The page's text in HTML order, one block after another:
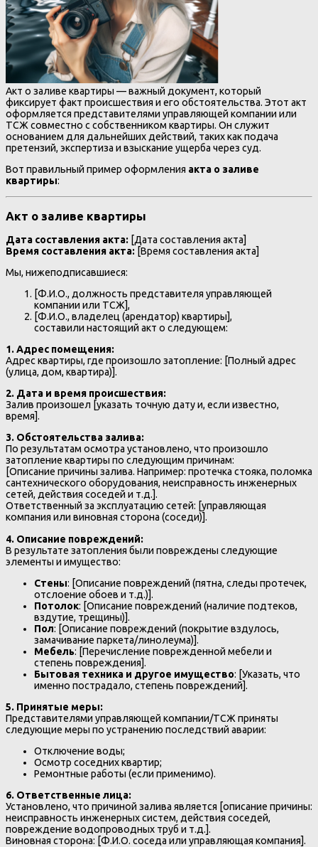
Акт о заливе квартиры — важный документ, который
фиксирует факт происшествия и его обстоятельства. Этот акт
оформляется представителями управляющей компании или
ТСЖ совместно с собственником квартиры. Он служит
основанием для дальнейших действий, таких как подача
претензий, экспертиза и взыскание ущерба через суд.
Вот правильный пример оформления акта о заливе
квартиры:
Акт о заливе квартиры
Дата составления акта: [Дата составления акта]
Время составления акта: [Время составления акта]
Мы, нижеподписавшиеся:
[Ф.И.О., должность представителя управляющей
компании или ТСЖ],
[Ф.И.О., владелец (арендатор) квартиры],
составили настоящий акт о следующем:
1. Адрес помещения:
Адрес квартиры, где произошло затопление: [Полный адрес
(улица, дом, квартира)].
2. Дата и время происшествия:
Залив произошел [указать точную дату и, если известно,
время].
3. Обстоятельства залива:
По результатам осмотра установлено, что произошло
затопление квартиры по следующим причинам:
[Описание причины залива. Например: протечка стояка, поломка
сантехнического оборудования, неисправность инженерных
сетей, действия соседей и т.д.].
Ответственный за эксплуатацию сетей: [управляющая
компания или виновная сторона (соседи)].
4. Описание повреждений:
В результате затопления были повреждены следующие
элементы и имущество:
Стены: [Описание повреждений (пятна, следы протечек,
отслоение обоев и т.д.)].
Потолок: [Описание повреждений (наличие подтеков,
вздутие, трещины)].
Пол: [Описание повреждений (покрытие вздулось,
замачивание паркета/линолеума)].
Мебель: [Перечисление поврежденной мебели и
степень повреждения].
Бытовая техника и другое имущество: [Указать, что
именно пострадало, степень повреждений].
5. Принятые меры:
Представителями управляющей компании/ТСЖ приняты
следующие меры по устранению последствий аварии:
Отключение воды;
Осмотр соседних квартир;
Ремонтные работы (если применимо).
6. Ответственные лица:
Установлено, что причиной залива является [описание причины:
неисправность инженерных систем, действия соседей,
повреждение водопроводных труб и т.д.].
Виновная сторона: [Ф.И.О. соседа или управляющая компания].